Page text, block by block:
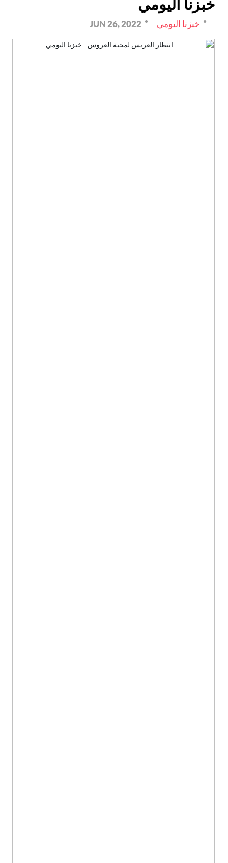
خبزنا اليومي
خبزنا اليومي JUN 26, 2022